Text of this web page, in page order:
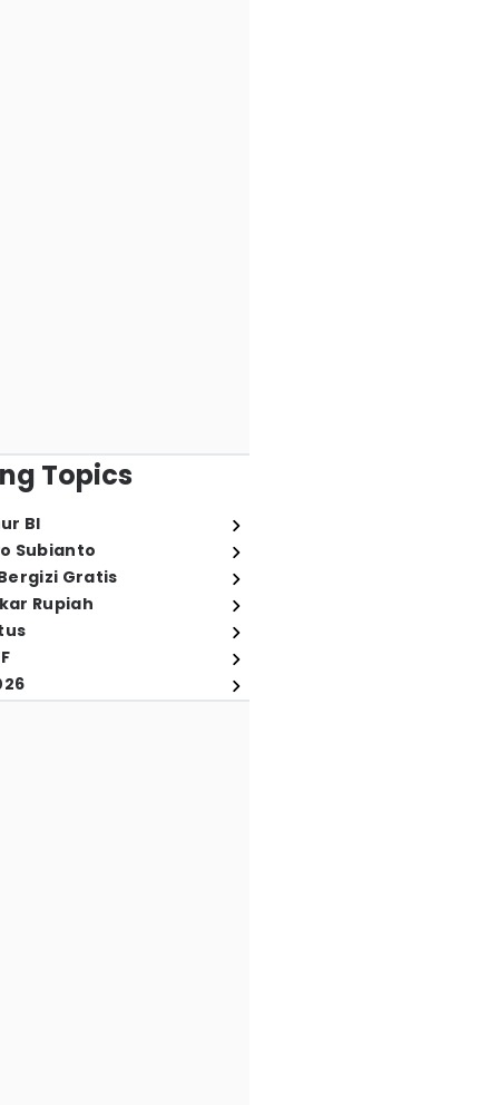
Topics
BI
Subianto
Gratis
Rupiah